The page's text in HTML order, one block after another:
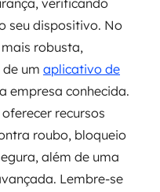
verificando
seu dispositivo. No
robusta,
um aplicativo de
empresa conhecida.
recursos
roubo, bloqueio
além de uma
Lembre-se